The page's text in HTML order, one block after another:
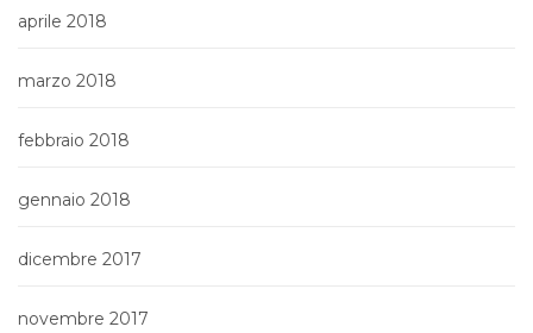
aprile 2018
marzo 2018
febbraio 2018
gennaio 2018
dicembre 2017
novembre 2017